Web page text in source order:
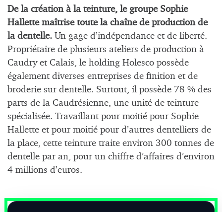
De la création à la teinture, le groupe Sophie
Hallette maîtrise toute la chaîne de production de
la dentelle. Un gage d’indépendance et de liberté.
Propriétaire de plusieurs ateliers de production à
Caudry et Calais, le holding Holesco possède
également diverses entreprises de finition et de
broderie sur dentelle. Surtout, il possède 78 % des
parts de la Caudrésienne, une unité de teinture
spécialisée. Travaillant pour moitié pour Sophie
Hallette et pour moitié pour d’autres dentelliers de
la place, cette teinture traite environ 300 tonnes de
dentelle par an, pour un chiffre d’affaires d’environ
4 millions d’euros.